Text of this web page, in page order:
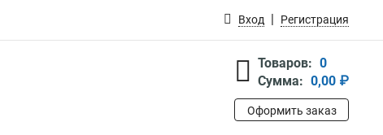
Вход Регистрация
Товаров: 0
Сумма: 0,00 ₽
Оформить заказ